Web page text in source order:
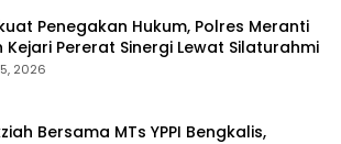
Penegakan Hukum, Polres Meranti
Kejari Pererat Sinergi Lewat Silaturahmi
2026
Bersama MTs YPPI Bengkalis,